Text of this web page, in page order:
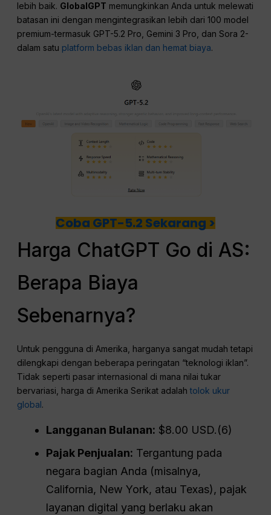
lebih baik. GlobalGPT memungkinkan Anda untuk melewati
batasan ini dengan mengintegrasikan lebih dari 100 model
premium-termasuk GPT-5.2 Pro, Gemini 3 Pro, dan Sora 2-
dalam satu platform bebas iklan dan hemat biaya.
Coba GPT-5.2 Sekarang >
Harga ChatGPT Go di AS:
Berapa Biaya
Sebenarnya?
Untuk pengguna di Amerika, harganya sangat mudah tetapi
dilengkapi dengan beberapa peringatan “teknologi iklan”.
Tidak seperti pasar internasional di mana nilai tukar
bervariasi, harga di Amerika Serikat adalahtolok ukur
global .
Langganan Bulanan: $8.00 USD.(6)
Pajak Penjualan: Tergantung pada
negara bagian Anda (misalnya,
California, New York, atau Texas), pajak
layanan digital yang berlaku akan